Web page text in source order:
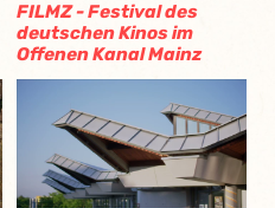
FILMZ - Festival des
deutschen Kinos im
Offenen Kanal Mainz